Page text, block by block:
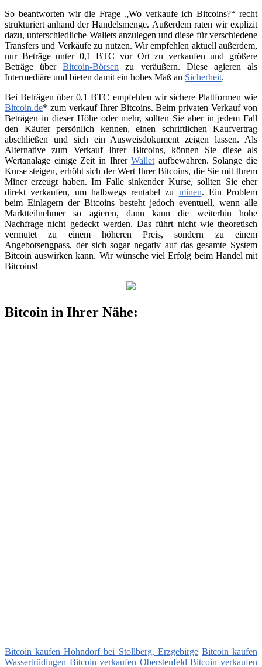
So beantworten wir die Frage „Wo verkaufe ich Bitcoins?“ recht
strukturiert anhand der Handelsmenge. Außerdem raten wir explizit
dazu, unterschiedliche Wallets anzulegen und diese für verschiedene
Transfers und Verkäufe zu nutzen. Wir empfehlen aktuell außerdem,
nur Beträge unter 0,1 BTC vor Ort zu verkaufen und größere
Beträge überBitcoin-Börsen zu veräußern. Diese agieren als
Intermediäre und bieten damit ein hohes Maß an Sicherheit.
Bei Beträgen über 0,1 BTC empfehlen wir sichere Plattformen wie
Bitcoin.de* zum verkauf Ihrer Bitcoins. Beim privaten Verkauf von
Beträgen in dieser Höhe oder mehr, sollten Sie aber in jedem Fall
den Käufer persönlich kennen, einen schriftlichen Kaufvertrag
abschließen und sich ein Ausweisdokument zeigen lassen. Als
Alternative zum Verkauf Ihrer Bitcoins, können Sie diese als
Wertanalage einige Zeit in IhrerWallet aufbewahren. Solange die
Kurse steigen, erhöht sich der Wert Ihrer Bitcoins, die Sie mit Ihrem
Miner erzeugt haben. Im Falle sinkender Kurse, sollten Sie eher
direkt verkaufen, um halbwegs rentabel zu minen. Ein Problem
beim Einlagern der Bitcoins besteht jedoch eventuell, wenn alle
Marktteilnehmer so agieren, dann kann die weiterhin hohe
Nachfrage nicht gedeckt werden. Das führt nicht wie theoretisch
vermutet zu einem höheren Preis, sondern zu einem
Angebotsengpass, der sich sogar negativ auf das gesamte System
Bitcoin auswirken kann. Wir wünsche viel Erfolg beim Handel mit
Bitcoins!
Bitcoin in Ihrer Nähe:
Bitcoin kaufen Hohndorf bei Stollberg, Erzgebirge Bitcoin kaufen
Wassertrüdingen Bitcoin verkaufen Oberstenfeld Bitcoin verkaufen